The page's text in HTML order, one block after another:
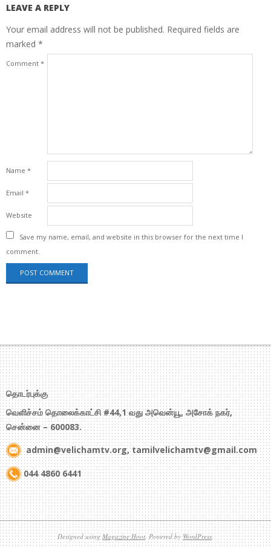
LEAVE A REPLY
Your email address will not be published. Required fields are
marked *
Comment *
Name *
Email *
Website
Save my name, email, and website in this browser for the next time I
comment.
தொடர்புக்கு
வெளிச்சம் தொலைக்காட்சி #44,1 வது அவென்யூ, அசோக் நகர்,
சென்னை – 600083.
admin@velichamtv.org, tamilvelichamtv@gmail.com
044 4860 6441
Designed using Magazine Hoot. Powered byWordPress.